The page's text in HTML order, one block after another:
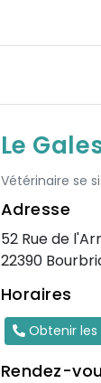
Le
Vétérinaire se
Adresse
52 Rue de
22390
Horaires
Obtenir les
Rendez-